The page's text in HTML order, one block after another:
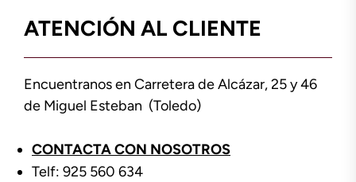
ATENCIÓN AL CLIENTE
Encuentranos en Carretera de Alcázar, 25 y 46
de Miguel Esteban (Toledo)
CONTACTA CON NOSOTROS
Telf: 925 560 634